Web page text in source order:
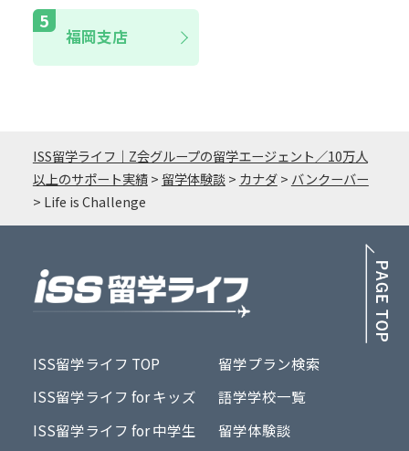
福岡支店
ISS留学ライフ｜Z会グループの留学エージェント／10万人
以上のサポート実績> 留学体験談> カナダ> バンクーバー
> Life is Challenge
ISS留学ライフ TOP
ISS留学ライフ for キッズ
ISS留学ライフ for 中学生
留学プラン検索
語学学校一覧
留学体験談